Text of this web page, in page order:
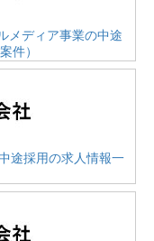
メディア事業の中途
件）
途採用の求人情報一